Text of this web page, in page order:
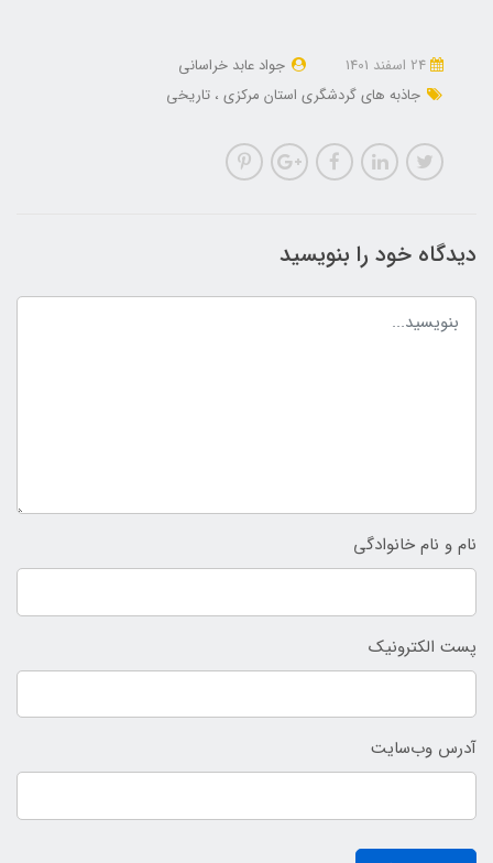
جواد عابد خراسانی
جاذبه های گردشگری استان مرکزی تاریخی
دیدگاه خود را بنویسید
نام و نام خانوادگی
پست الکترونیک
آدرس وب‌سایت